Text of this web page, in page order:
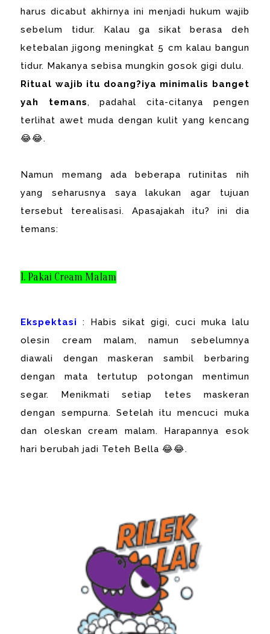
harus dicabut akhirnya ini menjadi hukum wajib
sebelum tidur. Kalau ga sikat berasa deh
ketebalan jigong meningkat 5 cm kalau bangun
tidur. Makanya sebisa mungkin gosok gigi dulu.
Ritual wajib itu doang?iya minimalis banget
yah temans, padahal cita-citanya pengen
terlihat awet muda dengan kulit yang kencang
😂😂.
Namun memang ada beberapa rutinitas nih
yang seharusnya saya lakukan agar tujuan
tersebut terealisasi. Apasajakah itu? ini dia
temans:
1. Pakai Cream Malam
Ekspektasi: Habis sikat gigi, cuci muka lalu
olesin cream malam, namun sebelumnya
diawali dengan maskeran sambil berbaring
dengan mata tertutup potongan mentimun
segar. Menikmati setiap tetes maskeran
dengan sempurna. Setelah itu mencuci muka
dan oleskan cream malam. Harapannya esok
hari berubah jadi Teteh Bella 😂😂.